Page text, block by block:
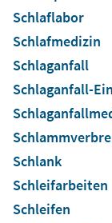
Schlaflabor
Schlafmedizin
Schlaganfall
Schlaganfall-
Schlank
Schleifarbeiten
Schleifen